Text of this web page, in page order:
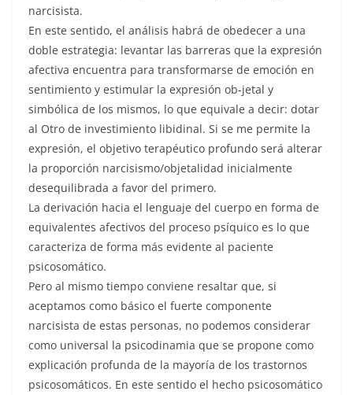
narcisista.
En este sentido, el análisis habrá de obedecer a una
doble estrategia: levantar las barreras que la expresión
afectiva encuentra para transformarse de emoción en
sentimiento y estimular la expresión ob-jetal y
simbólica de los mismos, lo que equivale a decir: dotar
al Otro de investimiento libidinal. Si se me permite la
expresión, el objetivo terapéutico profundo será alterar
la proporción narcisismo/objetalidad inicialmente
desequilibrada a favor del primero.
La derivación hacia el lenguaje del cuerpo en forma de
equivalentes afectivos del proceso psíquico es lo que
caracteriza de forma más evidente al paciente
psicosomático.
Pero al mismo tiempo conviene resaltar que, si
aceptamos como básico el fuerte componente
narcisista de estas personas, no podemos considerar
como universal la psicodinamia que se propone como
explicación profunda de la mayoría de los trastornos
psicosomáticos. En este sentido el hecho psicosomático